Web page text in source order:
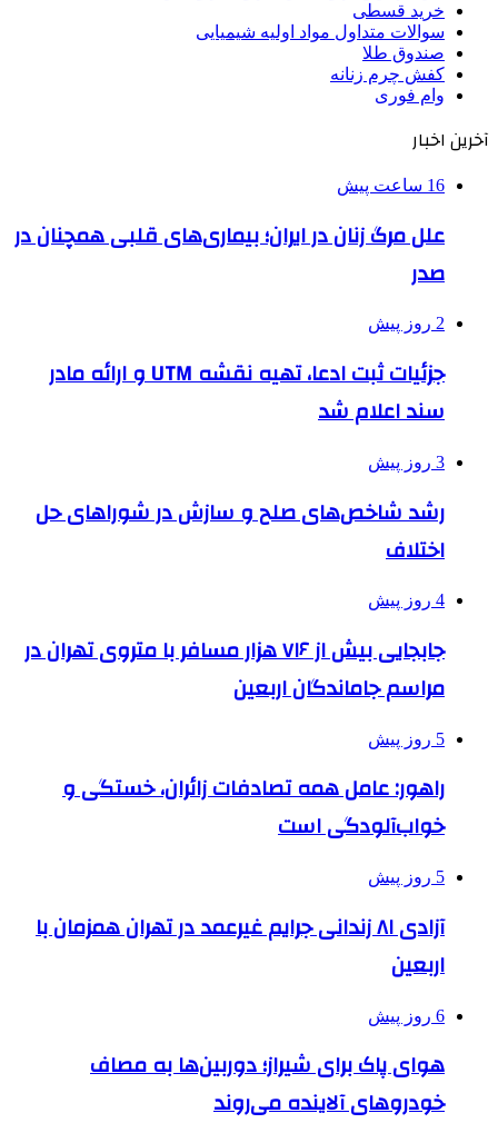
خرید قسطی
سوالات متداول مواد اولیه شیمیایی
صندوق طلا
کفش چرم زنانه
وام فوری
آخرین اخبار
16 ساعت پیش
علل مرگ زنان در ایران؛ بیماری‌های قلبی همچنان در
صدر
2 روز پیش
جزئیات ثبت ادعا، تهیه نقشه UTM و ارائه مادر
سند اعلام شد
3 روز پیش
رشد شاخص‌های صلح و سازش در شوراهای حل
اختلاف
4 روز پیش
جابجایی بیش از ۷۱۶ هزار مسافر با متروی تهران در
مراسم جاماندگان اربعین
5 روز پیش
راهور: عامل همه تصادفات زائران، خستگی و
خواب‌آلودگی است
5 روز پیش
آزادی ۸۱ زندانی جرایم غیرعمد در تهران همزمان با
اربعین
6 روز پیش
هوای پاک برای شیراز؛ دوربین‌ها به مصاف
خودروهای آلاینده می‌روند